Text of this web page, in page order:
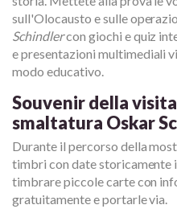
sull'Olocausto e sulle
Schindlercon giochi e quiz
e presentazioni multimediali
modo educativo.
Souvenir della
smaltatura Oskar
Durante il percorso della
timbri con date storicamente
timbrare piccole carte con
gratuitamente e portarle via.